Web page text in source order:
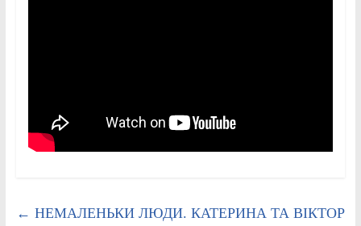
← НЕМАЛЕНЬКИ ЛЮДИ. КАТЕРИНА ТА ВІКТОР